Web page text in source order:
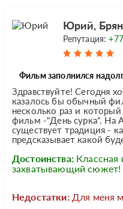
Юрий,
Репутация:+77
Фильм заполнился
Здравствуйте! Сегодня
казалось бы обычный
несколько раз и
фильм -"День сурка". На
существует традиция -
предсказывает какой
Достоинства: Классная
захватывающий сюжет!
Недостатки: Для меня